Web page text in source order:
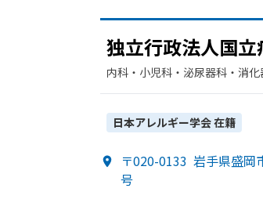
独立行政法人国
内科・​小児科・​泌尿器科・​消
日本アレルギー学会在籍
〒020-0133 岩手県盛岡
号